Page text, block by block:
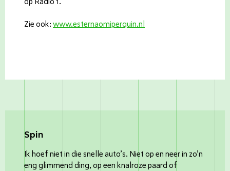
Zie ook: www.esternaomiperquin.nl
Spin
Ik hoef niet in die snelle auto’s. Niet op en neer in zo’n
eng glimmend ding, op een knalroze paard of